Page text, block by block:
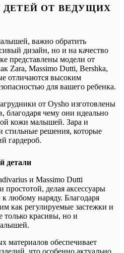
ДЕТЕЙ ОТ ВЕДУЩИХ
важно обратить
дизайн, но и на качество
представлены модели от
Zara, Massimo Dutti, Bershka,
отличаются высоким
для вашего ребенка.
от Oysho изготовлены
благодаря чему они идеально
кожи малышей. Зара и
стильные решения, которые
гардероб.
детали
и Massimo Dutti
простотой, делая аксессуары
любому наряду. Благодаря
как регулируемые застежки и
только красивы, но и
материалов обеспечивает
что особенно актуально